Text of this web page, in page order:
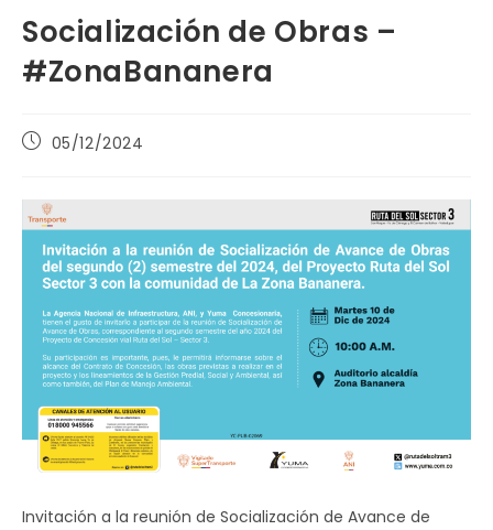
Socialización de Obras –
#ZonaBananera
Publicación
entrada:
05/12/2024
Invitación a la reunión de Socialización de Avance de